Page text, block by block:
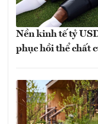
Nền kinh tế tỷ
phục hồi thể chất